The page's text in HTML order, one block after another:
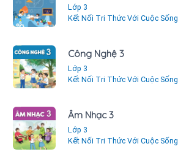
Lớp 3
Kết Nối Tri Thức Với Cuộc Sống
Công Nghệ 3
Lớp 3
Kết Nối Tri Thức Với Cuộc Sống
Âm Nhạc 3
Lớp 3
Kết Nối Tri Thức Với Cuộc Sống